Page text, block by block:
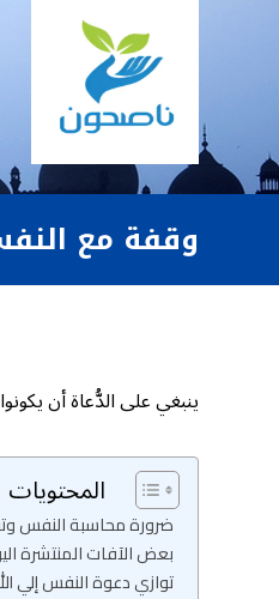
وقفة مع
ينبغي على الدُّعاة أن
المحتويات
ضرورة محاسبة النفس
بعض الآفات المنتشرة
توازي دعوة النفس إلي